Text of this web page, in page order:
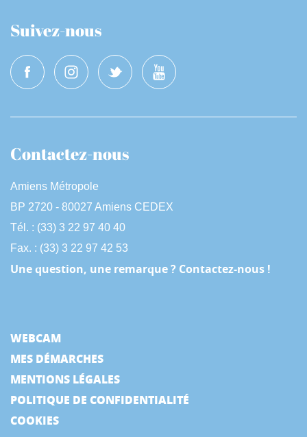
Suivez-nous
Contactez-nous
Amiens Métropole
BP 2720 - 80027 Amiens CEDEX
Tél. : (33) 3 22 97 40 40
Fax. : (33) 3 22 97 42 53
Une question, une remarque ? Contactez-nous !
WEBCAM
MES DÉMARCHES
MENTIONS LÉGALES
POLITIQUE DE CONFIDENTIALITÉ
COOKIES